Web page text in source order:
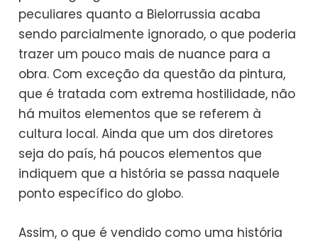
peculiares quanto a Bielorrussia acaba
sendo parcialmente ignorado, o que poderia
trazer um pouco mais de nuance para a
obra. Com exceção da questão da pintura,
que é tratada com extrema hostilidade, não
há muitos elementos que se referem à
cultura local. Ainda que um dos diretores
seja do país, há poucos elementos que
indiquem que a história se passa naquele
ponto específico do globo.
Assim, o que é vendido como uma história